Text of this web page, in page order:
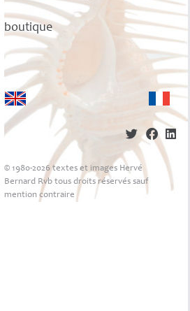
boutique
© 1980-2026 textes et images Hervé
Bernard Rvb tous droits réservés sauf
mention contraire